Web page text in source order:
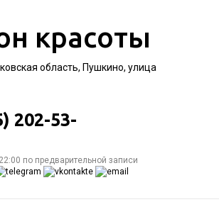
красоты
область, Пушкино, улица
202-53-
по предварительной записи